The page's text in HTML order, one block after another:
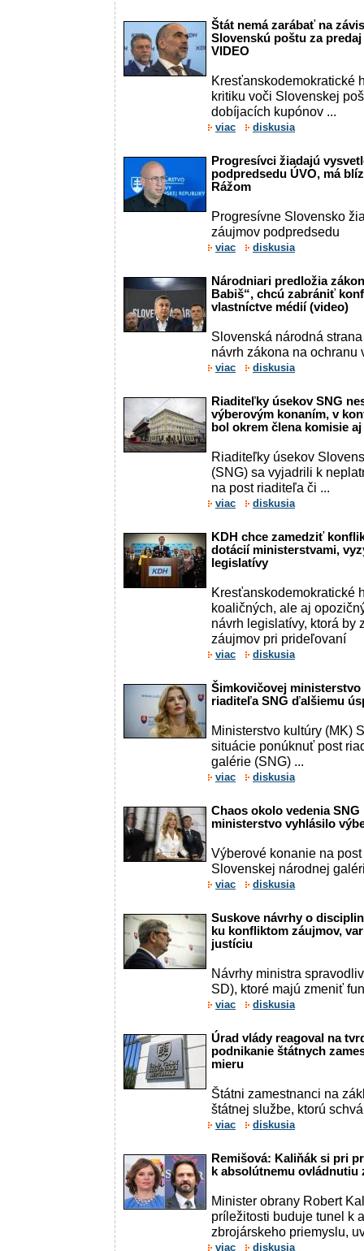
Štát nemá zarábať na
Slovenskú poštu za
VIDEO
Kresťanskodemokratické
kritiku voči Slovenskej
dobíjacích kupónov ...
viac diskusia
Progresívci žiadajú
podpredsedu ÚVO, má
Rážom
Progresívne Slovensko
záujmov podpredsedu
viac diskusia
Národniari predložia
Babiš“, chcú zabrániť
vlastníctve médií (video)
Slovenská národná
návrh zákona na ochranu
viac diskusia
Riaditeľky úsekov SNG
výberovým konaním, v
bol okrem člena komisie
Riaditeľky úsekov
(SNG) sa vyjadrili k
na post riaditeľa či ...
viac diskusia
KDH chce zamedziť
dotácií ministerstvami,
legislatívy
Kresťanskodemokratické
koaličných, ale aj
návrh legislatívy, ktorá by
záujmov pri prideľovaní
viac diskusia
Šimkovičovej
riaditeľa SNG ďalšiemu
Ministerstvo kultúry (MK)
situácie ponúknuť post
galérie (SNG) ...
viac diskusia
Chaos okolo vedenia
ministerstvo vyhlásilo
Výberové konanie na
Slovenskej národnej
viac diskusia
Suskove návrhy o
ku konfliktom záujmov,
justíciu
Návrhy ministra
SD), ktoré majú zmeniť
viac diskusia
Úrad vlády reagoval na
podnikanie štátnych
mieru
Štátni zamestnanci na
štátnej službe, ktorú
viac diskusia
Remišová: Kaliňák si pri
k absolútnemu
Minister obrany Robert
príležitosti buduje tunel k
zbrojárskeho priemyslu,
viac diskusia